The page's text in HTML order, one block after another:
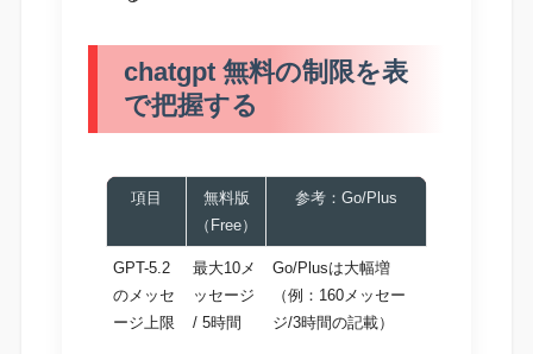
chatgpt 無料の制限を表
で把握する
項目
無料版
（Free）
参考：Go/Plus
GPT-5.2
のメッセ
ージ上限
最大10メ
ッセージ
/ 5時間
Go/Plusは大幅増
（例：160メッセー
ジ/3時間の記載）